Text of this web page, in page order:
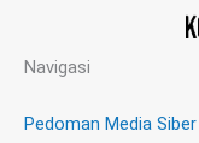
Navigasi
Pedoman Media Siber